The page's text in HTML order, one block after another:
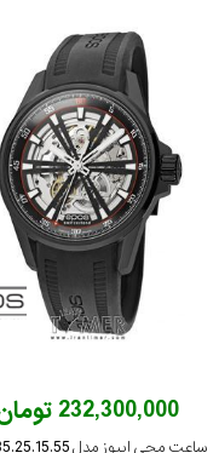
232,300,000 تومان
ساعت مچی ایپوز مدل 3425.135.25.15.55